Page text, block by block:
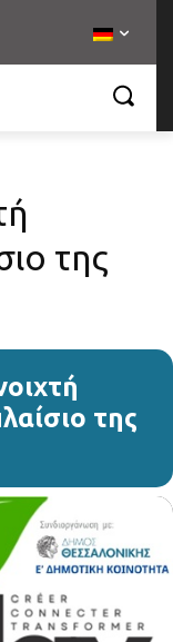
της
της